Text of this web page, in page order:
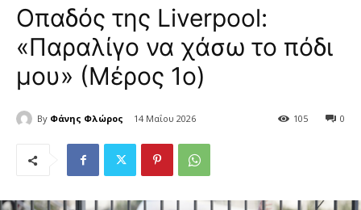
Οπαδός της Liverpool:
«Παραλίγο να χάσω το πόδι
μου» (Μέρος 1ο)
By Φάνης Φλώρος 14 Μαΐου 2026 0
105